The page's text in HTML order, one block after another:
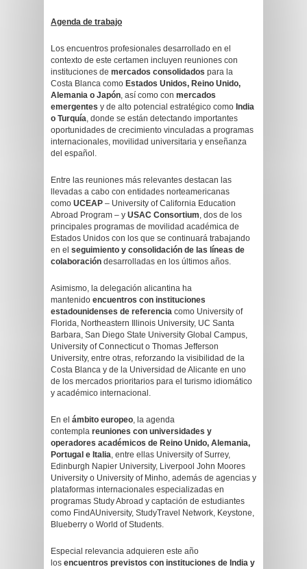
Agenda de trabajo
Los encuentros profesionales desarrollado en el
contexto de este certamen incluyen reuniones con
instituciones de mercados consolidados para la
Costa Blanca como Estados Unidos, Reino Unido,
Alemania o Japón, así como con mercados
emergentes y de alto potencial estratégico como India
o Turquía, donde se están detectando importantes
oportunidades de crecimiento vinculadas a programas
internacionales, movilidad universitaria y enseñanza
del español.
Entre las reuniones más relevantes destacan las
llevadas a cabo con entidades norteamericanas
como UCEAP – University of California Education
Abroad Program – y USAC Consortium, dos de los
principales programas de movilidad académica de
Estados Unidos con los que se continuará trabajando
en el seguimiento y consolidación de las líneas de
colaboración desarrolladas en los últimos años.
Asimismo, la delegación alicantina ha
mantenido encuentros con instituciones
estadounidenses de referencia como University of
Florida, Northeastern Illinois University, UC Santa
Barbara, San Diego State University Global Campus,
University of Connecticut o Thomas Jefferson
University, entre otras, reforzando la visibilidad de la
Costa Blanca y de la Universidad de Alicante en uno
de los mercados prioritarios para el turismo idiomático
y académico internacional.
En el ámbito europeo, la agenda
contempla reuniones con universidades y
operadores académicos de Reino Unido, Alemania,
Portugal e Italia, entre ellas University of Surrey,
Edinburgh Napier University, Liverpool John Moores
University o University of Minho, además de agencias y
plataformas internacionales especializadas en
programas Study Abroad y captación de estudiantes
como FindAUniversity, StudyTravel Network, Keystone,
Blueberry o World of Students.
Especial relevancia adquieren este año
los encuentros previstos con instituciones de India y